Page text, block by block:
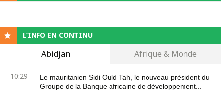
L’INFO EN CONTINU
Abidjan Afrique & Monde
10:29
Le mauritanien Sidi Ould Tah, le nouveau président du
Groupe de la Banque africaine de développement...